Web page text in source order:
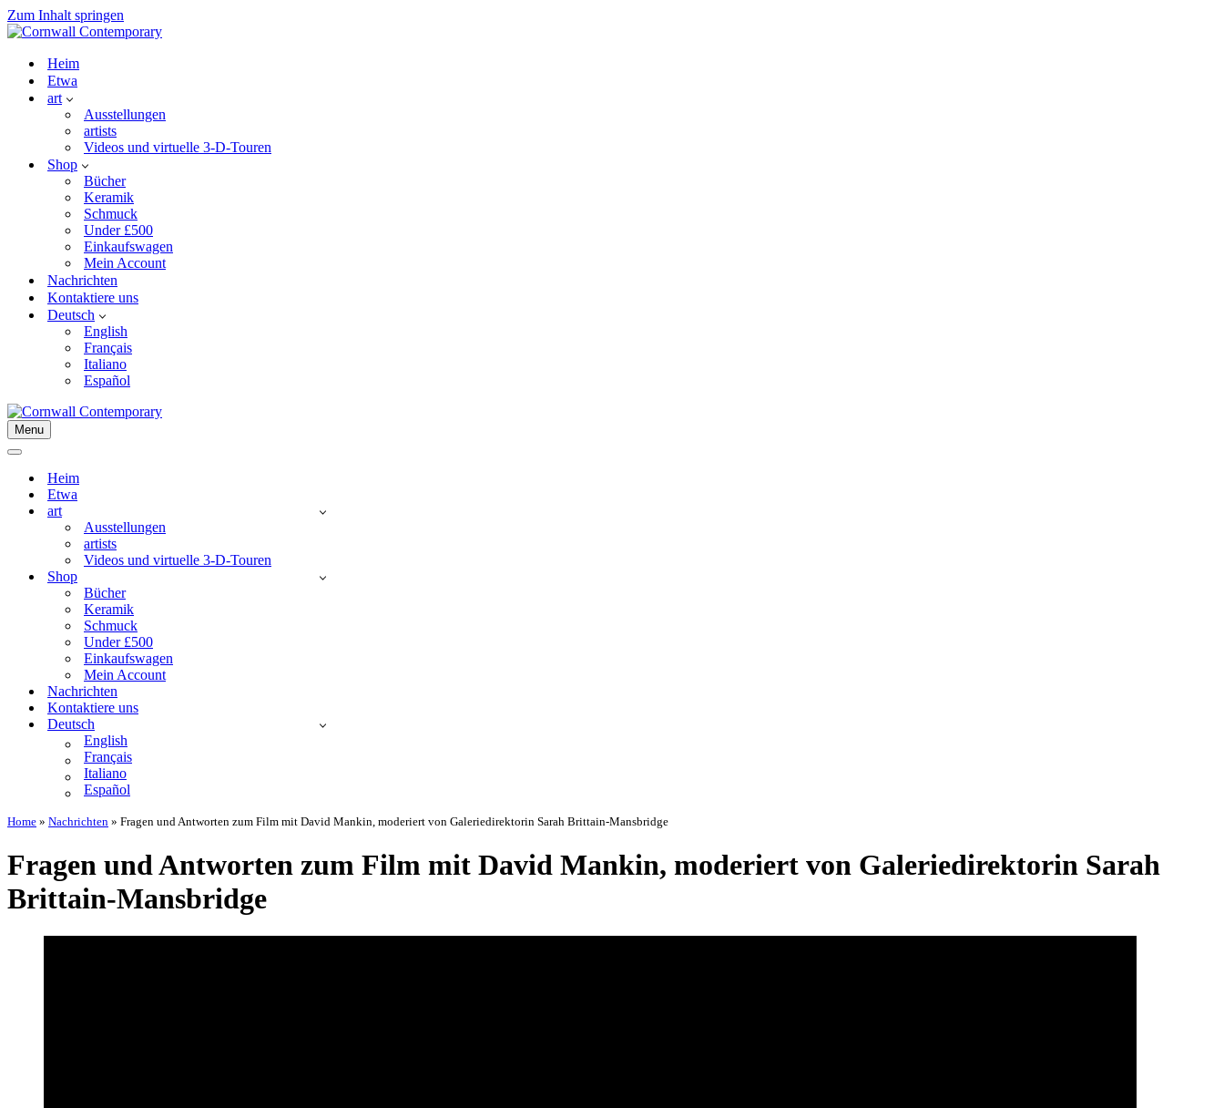
Zum Inhalt springen
Heim
Etwa
art
Ausstellungen
artists
Videos und virtuelle 3-D-Touren
Shop
Bücher
Keramik
Schmuck
Under £500
Einkaufswagen
Mein Account
Nachrichten
Kontaktiere uns
Deutsch
English
Français
Italiano
Español
Menu
Navigationsmenü
Navigationsmenü
Heim
Etwa
art
Ausstellungen
artists
Videos und virtuelle 3-D-Touren
Shop
Bücher
Keramik
Schmuck
Under £500
Einkaufswagen
Mein Account
Nachrichten
Kontaktiere uns
Deutsch
English
Français
Italiano
Español
Home » Nachrichten » Fragen und Antworten zum Film mit David Mankin, moderiert von Galeriedirektorin Sarah Brittain-Mansbridge
Fragen und Antworten zum Film mit David Mankin, moderiert von Galeriedirektorin Sarah
Brittain-Mansbridge